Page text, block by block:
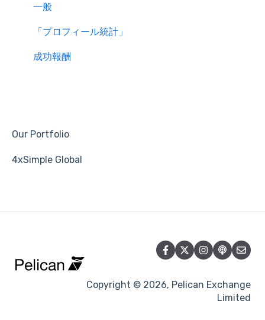
一般
「プロフィール統計」
成功報酬
Our Portfolio
4xSimple Global
Copyright © 2026, Pelican Exchange
Limited